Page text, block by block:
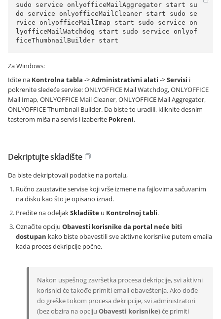
sudo service onlyofficeMailAggregator start su
do service onlyofficeMailCleaner start sudo se
rvice onlyofficeMailImap start sudo service on
lyofficeMailWatchdog start sudo service onlyof
ficeThumbnailBuilder start
Za Windows:
Idite na Kontrolna tabla ->Administrativni alati ->Servisi i
pokrenite sledeće servise: ONLYOFFICE Mail Watchdog, ONLYOFFICE
Mail Imap, ONLYOFFICE Mail Cleaner, ONLYOFFICE Mail Aggregator,
ONLYOFFICE Thumbnail Builder. Da biste to uradili, kliknite desnim
tasterom miša na servis i izaberite Pokreni.
Dekriptujte skladište
Da biste dekriptovali podatke na portalu,
Ručno zaustavite servise koji vrše izmene na fajlovima sačuvanim
na disku kao što je opisano iznad.
Pređite na odeljakSkladište u Kontrolnoj tabli.
Označite opciju Obavesti korisnike da portal neće biti
dostupan kako biste obavestili sve aktivne korisnike putem emaila
kada proces dekripcije počne.
Nakon uspešnog završetka procesa dekripcije, svi aktivni
korisnici će takođe primiti email obaveštenja. Ako dođe
do greške tokom procesa dekripcije, svi administratori
(bez obzira na opciju Obavesti korisnike) će primiti